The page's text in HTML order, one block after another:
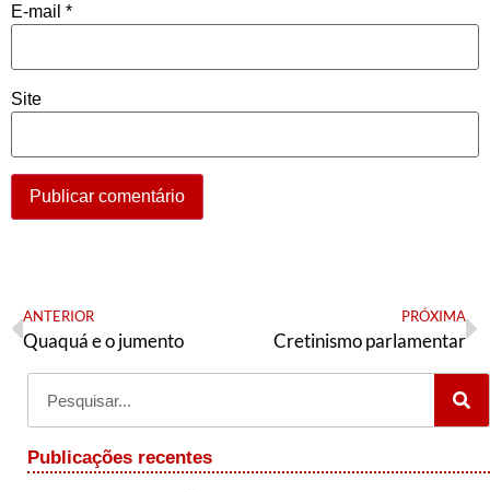
E-mail *
Site
ANTERIOR
Quaquá e o jumento
PRÓXIMA
Cretinismo parlamentar
Publicações recentes